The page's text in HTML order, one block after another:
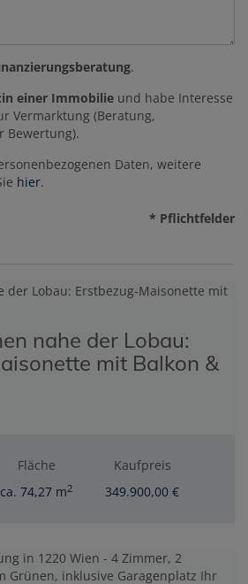
.
einer Immobilie und habe Interesse
Vermarktung (Beratung,
Bewertung).
Daten, weitere
hier.
* Pflichtfelder
nahe der Lobau:
mit Balkon &
Fläche
ca. 74,27 m2
Kaufpreis
349.900,00 €